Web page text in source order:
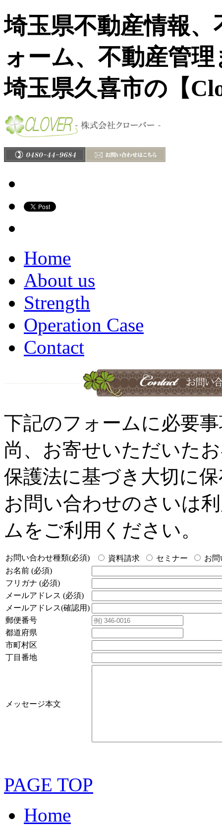
埼玉県不動産情報
ォーム、不動産管
埼玉県久喜市の【
Home
About us
Strength
Operation Case
Contact
下記のフォームに必要
尚、お寄せいただいた
保護法に基づき大切に
お問い合わせのさいは
ムをご利用ください。
お問い合わせ種類(必須) 資料請求 セミナー
お問
お名前 (必須)
フリガナ (必須)
メールアドレス (必須)
メールアドレス(確認用)
郵便番号
都道府県
市町村区
丁目番地
メッセージ本文
PAGE TOP
Home